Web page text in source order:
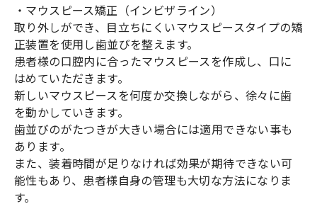
・マウスピース矯正（インビザライン）
取り外しができ、目立ちにくいマウスピースタイプの矯
正装置を使用し歯並びを整えます。
患者様の口腔内に合ったマウスピースを作成し、口に
はめていただきます。
新しいマウスピースを何度か交換しながら、徐々に歯
を動かしていきます。
歯並びのがたつきが大きい場合には適用できない事も
あります。
また、装着時間が足りなければ効果が期待できない可
能性もあり、患者様自身の管理も大切な方法になりま
す。